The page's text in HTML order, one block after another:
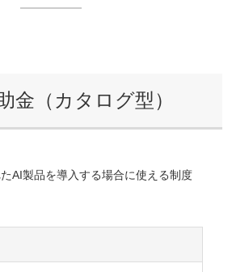
金（カタログ型）
AI製品を導入する場合に使える制度